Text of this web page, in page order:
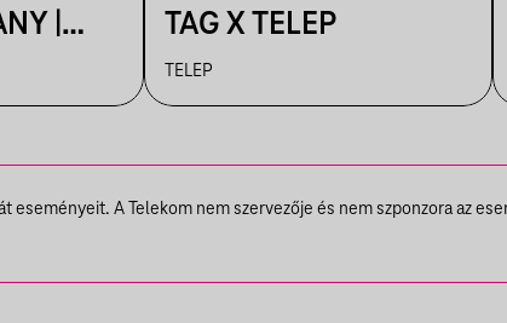
|
TAG X TELEP
TELEP
A Telekom nem szervezője és nem szponzora az